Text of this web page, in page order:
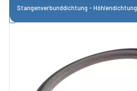
Stangenverbunddichtung - Höhlendichtung